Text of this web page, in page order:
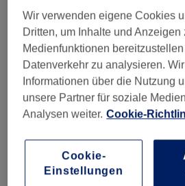
Mato Haarstudio Friseur/
4,8
152
Oberseepark, Berlin
Auf
Haarschnitt Junge (5–12 Jahre)
30 Min.
Kinderhaarschnitt Junge (bis 5
Schnellansicht Saloninfos
Wir verwenden eigene Cookies
Dritten, um Inhalte und
Medienfunktionen
Datenverkehr zu analysieren.
Informationen über die Nutzung
unsere Partner für soziale
Analysen weiter. Cookie-
Cookie-
Einstellungen